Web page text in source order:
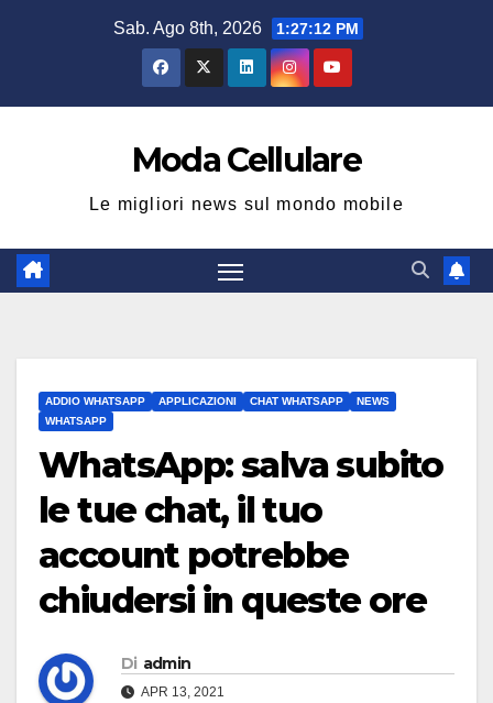
Sab. Ago 8th, 2026 1:27:12 PM
Moda Cellulare
Le migliori news sul mondo mobile
ADDIO WHATSAPP APPLICAZIONI CHAT WHATSAPP
NEWS
WHATSAPP
WhatsApp: salva subito
le tue chat, il tuo
account potrebbe
chiudersi in queste ore
Di admin
APR 13, 2021